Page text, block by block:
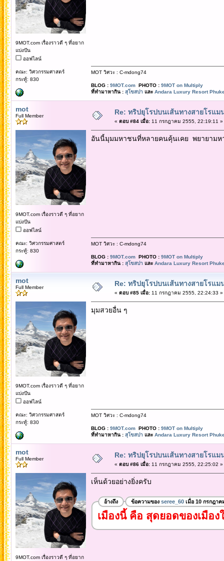
9MOT.com เรื่องราวดี ๆ ที่อยาก
แบ่งปัน
ออฟไลน์
คณะ: วิศวกรรมศาสตร์
กระทู้: 830
MOT วิศวะ : C-mdong74
BLOG : 9MOT.comPHOTO : 9MOT on Multiply
ที่ทำมาหากิน : สุโขสปา และ Andara Luxury Resort
mot
Full Member
9MOT.com เรื่องราวดี ๆ ที่อยาก
แบ่งปัน
ออฟไลน์
คณะ: วิศวกรรมศาสตร์
กระทู้: 830
Re: ทริปยุโรปบนเส้นทางสายโรแม
« ตอบ #84 เมื่อ:11 กรกฎาคม 2555, 22:19:11 »
อันนี้มุมมหาชนที่หลายคนคุ้นเคย พยายามห
MOT วิศวะ : C-mdong74
BLOG : 9MOT.comPHOTO : 9MOT on Multiply
ที่ทำมาหากิน : สุโขสปา และ Andara Luxury Resort
mot
Full Member
9MOT.com เรื่องราวดี ๆ ที่อยาก
แบ่งปัน
ออฟไลน์
คณะ: วิศวกรรมศาสตร์
กระทู้: 830
Re: ทริปยุโรปบนเส้นทางสายโรแม
« ตอบ #85 เมื่อ:11 กรกฎาคม 2555, 22:24:33 »
มุมสวยอื่น ๆ
MOT วิศวะ : C-mdong74
BLOG : 9MOT.comPHOTO : 9MOT on Multiply
ที่ทำมาหากิน : สุโขสปา และ Andara Luxury Resort
mot
Full Member
9MOT.com เรื่องราวดี ๆ ที่อยาก
Re: ทริปยุโรปบนเส้นทางสายโรแม
« ตอบ #86 เมื่อ:11 กรกฎาคม 2555, 22:25:02 »
เห็นด้วยอย่างยิ่งครับ
อ้างถึง ข้อความของ seree_60เมื่อ 10 กรกฎาค
เมืองนี้ คือ สุดยอดของเมือ